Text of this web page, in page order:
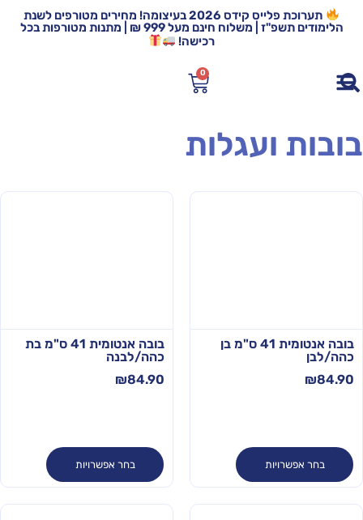
תערוכת פלייס קידס 2026 בעיצומה! מחירים מטורפים לשנת
הלימודים תשפ"ז | משלוח חינם מעל 999 ₪ | מתנות מטורפות בכל
רכישה!
0
ועגלות
בובה אנטומית 41 ס"מ בן
כהה/לבן
₪84.90
בחר אפשרויות
בובה אנטומית 41 ס"מ בת
כהה/לבנה
₪84.90
בחר אפשרויות